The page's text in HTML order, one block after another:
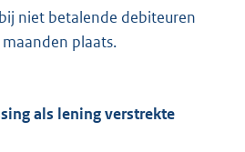
niet betalende debiteuren
plaats.
als lening verstrekte